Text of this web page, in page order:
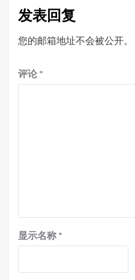
发表回复
您的邮箱地址不会被公开。
评论 *
显示名称 *